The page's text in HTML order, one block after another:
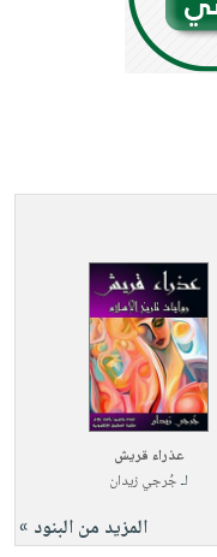
عذراء قريش
لـجُرجي زيدان
المزيد من البنود »